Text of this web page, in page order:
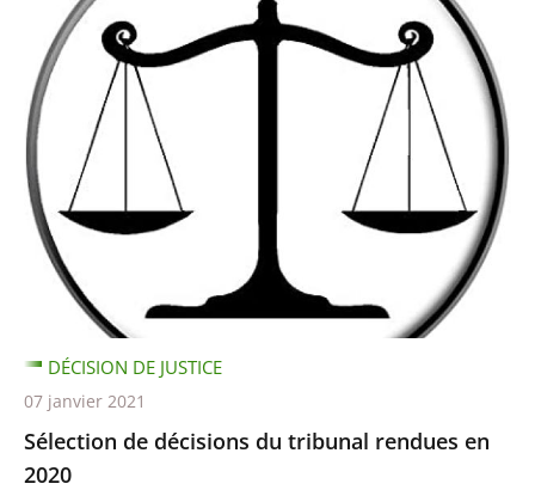
Sélection de décisions du tribunal rendues en
2020
DÉCISION DE JUSTICE
07 janvier 2021